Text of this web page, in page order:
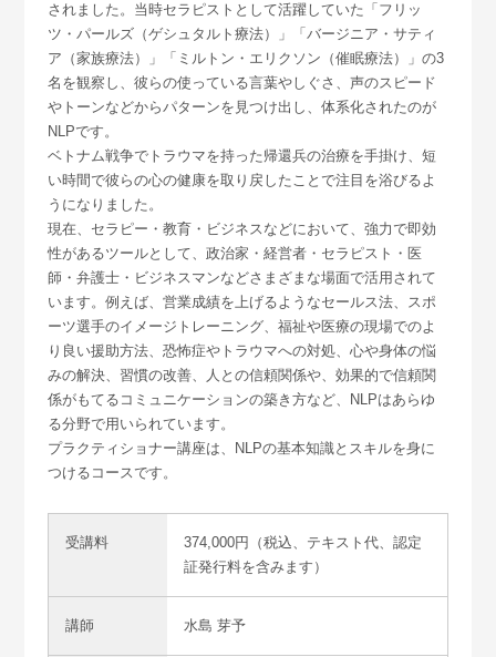
されました。当時セラピストとして活躍していた「フリッ
ツ・パールズ（ゲシュタルト療法）」「バージニア・サティ
ア（家族療法）」「ミルトン・エリクソン（催眠療法）」の3
名を観察し、彼らの使っている言葉やしぐさ、声のスピード
やトーンなどからパターンを見つけ出し、体系化されたのが
NLPです。
ベトナム戦争でトラウマを持った帰還兵の治療を手掛け、短
い時間で彼らの心の健康を取り戻したことで注目を浴びるよ
うになりました。
現在、セラピー・教育・ビジネスなどにおいて、強力で即効
性があるツールとして、政治家・経営者・セラピスト・医
師・弁護士・ビジネスマンなどさまざまな場面で活用されて
います。例えば、営業成績を上げるようなセールス法、スポ
ーツ選手のイメージトレーニング、福祉や医療の現場でのよ
り良い援助方法、恐怖症やトラウマへの対処、心や身体の悩
みの解決、習慣の改善、人との信頼関係や、効果的で信頼関
係がもてるコミュニケーションの築き方など、NLPはあらゆ
る分野で用いられています。
プラクティショナー講座は、NLPの基本知識とスキルを身に
つけるコースです。
受講料
374,000円（税込、テキスト代、認定
証発行料を含みます）
講師 水島 芽予